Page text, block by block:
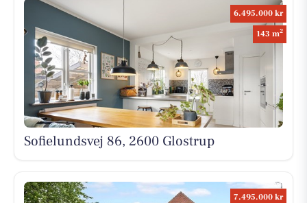
6.495.000 kr
143 m2
Sofielundsvej 86, 2600 Glostrup
7.495.000 kr